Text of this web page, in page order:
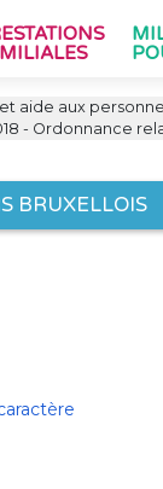
aide aux
- Ordonnance
BRUXELLOIS